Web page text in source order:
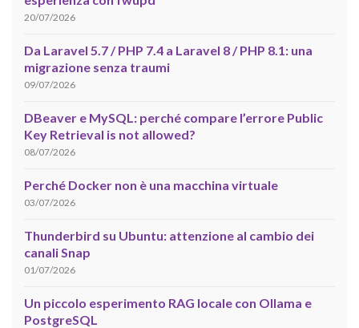
20/07/2026
Da Laravel 5.7 / PHP 7.4 a Laravel 8 / PHP 8.1: una
migrazione senza traumi
09/07/2026
DBeaver e MySQL: perché compare l’errore Public
Key Retrieval is not allowed?
08/07/2026
Perché Docker non è una macchina virtuale
03/07/2026
Thunderbird su Ubuntu: attenzione al cambio dei
canali Snap
01/07/2026
Un piccolo esperimento RAG locale con Ollama e
PostgreSQL